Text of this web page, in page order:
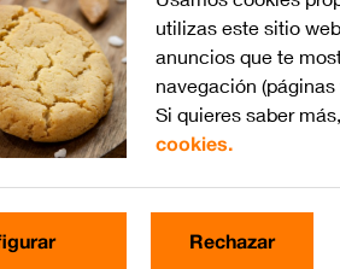
utilizas este sitio
anuncios que te
navegación
Si quieres saber
cookies.
Rechazar